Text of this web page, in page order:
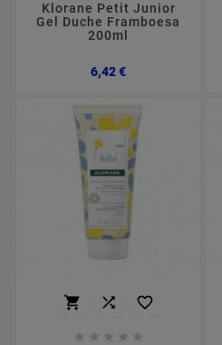
Klorane Petit Junior
Gel Duche Framboesa
200ml
6,42 €Preço
  
    